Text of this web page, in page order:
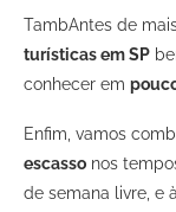
TambAntes de
turísticas em SP
conhecer em
Enfim, vamos
escasso nos
de semana livre, e